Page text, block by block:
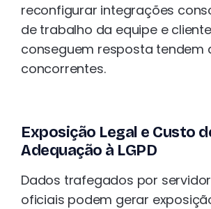
reconfigurar integrações
de trabalho da equipe e
conseguem resposta tendem
concorrentes.
Exposição Legal e Custo
Adequação à LGPD
Dados trafegados por
oficiais podem gerar